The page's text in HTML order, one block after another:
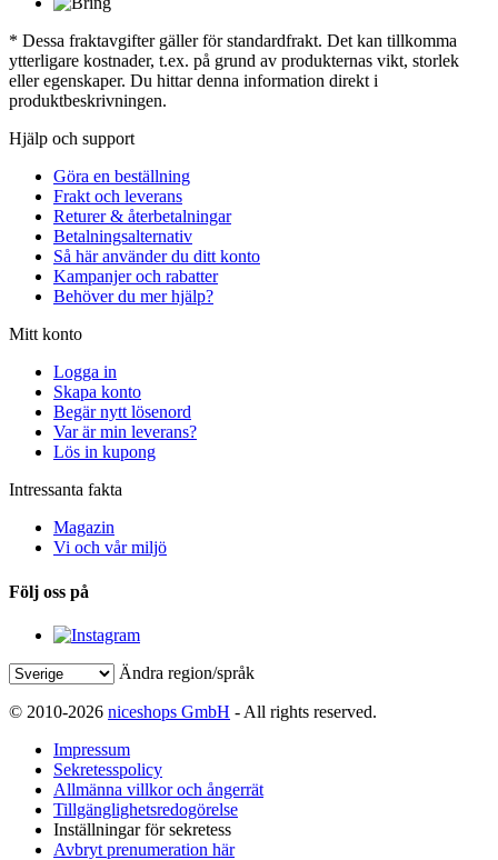
* Dessa fraktavgifter gäller för standardfrakt. Det kan tillkomma
ytterligare kostnader, t.ex. på grund av produkternas vikt, storlek
eller egenskaper. Du hittar denna information direkt i
produktbeskrivningen.
Hjälp och support
Göra en beställning
Frakt och leverans
Returer & återbetalningar
Betalningsalternativ
Så här använder du ditt konto
Kampanjer och rabatter
Behöver du mer hjälp?
Mitt konto
Logga in
Skapa konto
Begär nytt lösenord
Var är min leverans?
Lös in kupong
Intressanta fakta
Magazin
Vi och vår miljö
Följ oss på
Ändra region/språk
© 2010-2026 niceshops GmbH - All rights reserved.
Impressum
Sekretesspolicy
Allmänna villkor och ångerrät
Tillgänglighetsredogörelse
Inställningar för sekretess
Avbryt prenumeration här